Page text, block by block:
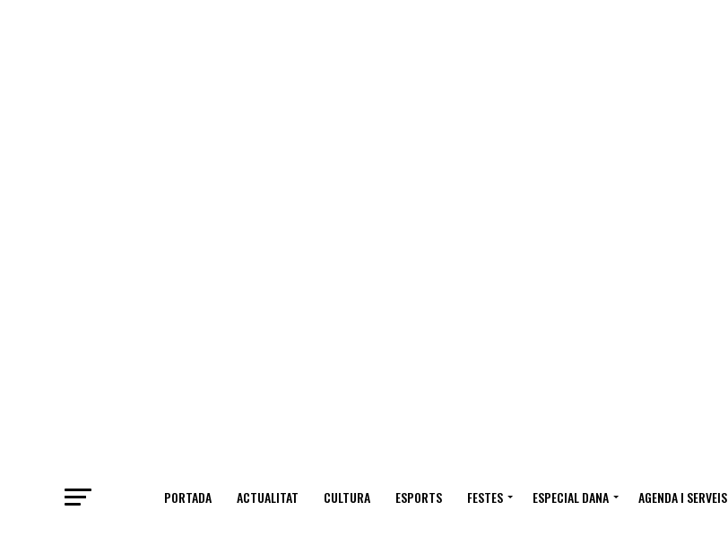
PORTADA ACTUALITAT CULTURA ESPORTS FESTES ESPECIAL DANA AGENDA I SERVEIS